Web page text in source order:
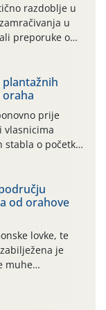
razdoblje u
u
preporuke o
od najčešćih
(23.7., 14.7.,
je
razdoblje, uz
oraha
prije
vlasnicima
stabla o početku
dvanaest dana
naročito
najviše
od orahove
lovke, te
zabilježena je
muhe
se objasniti
s vrlo malim